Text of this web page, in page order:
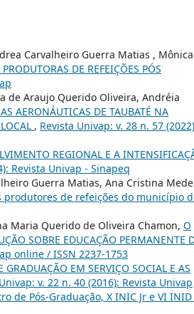
Carvalheiro Guerra Matias , Mônica
DE REFEIÇÕES PÓS
de Araujo Querido Oliveira, Andréia
AERONÁUTICAS DE TAUBATÉ NA
, Revista Univap: v. 28 n. 57
REGIONAL E A
Revista Univap - Sinapeq
Guerra Matias, Ana Cristina
produtores de refeições do município
Maria Querido de Oliveira Chamon, O
SOBRE EDUCAÇÃO PERMANENTE
online / ISSN 2237-1753
GRADUAÇÃO EM SERVIÇO SOCIAL E AS
v. 22 n. 40 (2016): Revista Univap
de Pós-Graduação, X INIC Jr e VI